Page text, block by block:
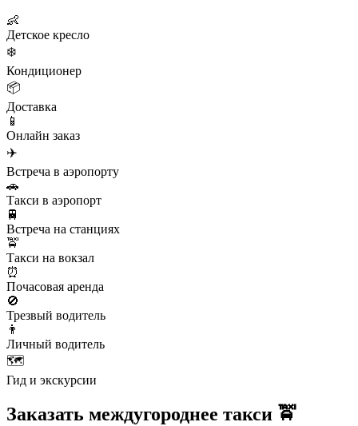
👶
Детское кресло
❄️
Кондиционер
📦
Доставка
📱
Онлайн заказ
✈️
Встреча в аэропорту
🚗
Такси в аэропорт
🚆
Встреча на станциях
🚖
Такси на вокзал
⏰
Почасовая аренда
🚫
Трезвый водитель
👨
Личный водитель
🗺️
Гид и экскурсии
Заказать междугороднее такси 🚖